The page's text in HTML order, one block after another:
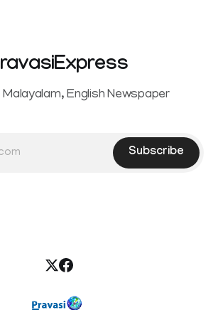
Malayalam, English Newspaper
Subscribe